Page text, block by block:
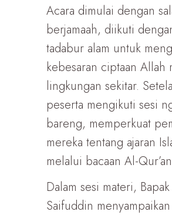
Acara dimulai dengan
berjamaah, diikuti
tadabur alam untuk
kebesaran ciptaan Allah
lingkungan sekitar.
peserta mengikuti sesi
bareng, memperkuat
mereka tentang ajaran
melalui bacaan Al-
Dalam sesi materi,
Saifuddin menyampaikan